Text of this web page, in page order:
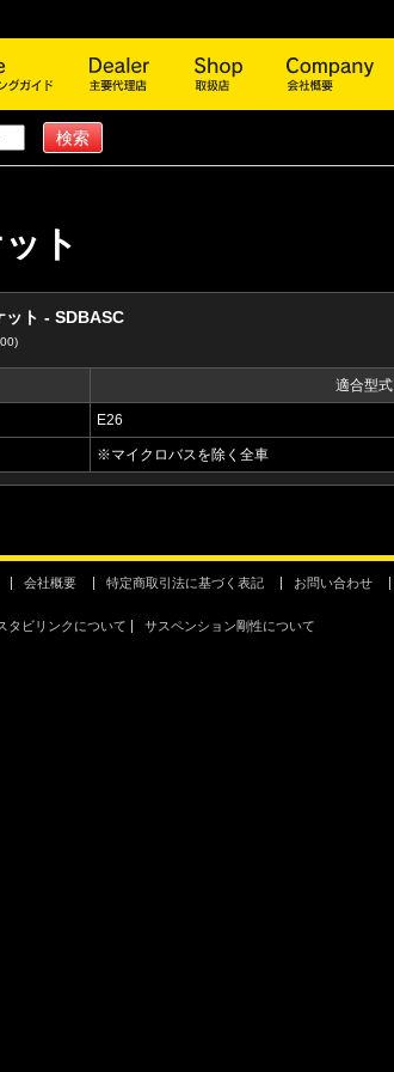
ト
ット - SDBASC
適合型式
E26
※マイクロバスを除く全車
会社概要 特定商取引法に基づく表記 お問い合わせ
タビリンクについて サスペンション剛性について